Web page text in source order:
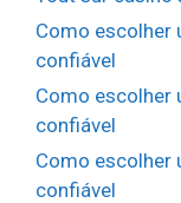
Como escolher
confiável
Como escolher
confiável
Como escolher
confiável